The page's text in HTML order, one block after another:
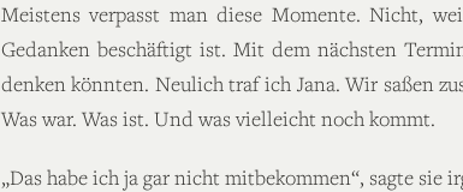
Meistens verpasst man diese Momente. Nicht,
Gedanken beschäftigt ist. Mit dem nächsten
denken könnten. Neulich traf ich Jana. Wir saßen
Was war. Was ist. Und was vielleicht noch kommt.
„Das habe ich ja gar nicht mitbekommen“, sagte sie